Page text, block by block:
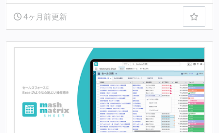
4ヶ月前更新